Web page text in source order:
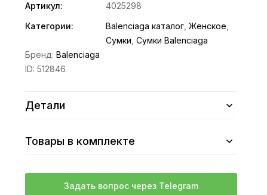
Артикул:
4025298
Категории:
Balenciaga каталог ,Женское
Сумки ,Сумки Balenciaga
Бренд:Balenciaga
ID:512846
Детали
Товары в комплекте
Задать вопрос через Telegram